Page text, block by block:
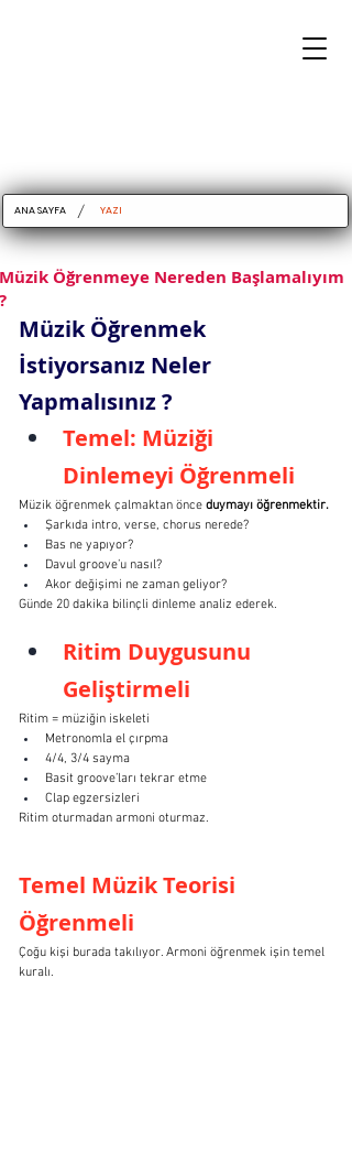
ANA SAYFA / YAZI
Müzik Öğrenmeye Nereden Başlamalıyım
?
Müzik Öğrenmek
İstiyorsanız Neler
Yapmalısınız ?
Temel: Müziği
Dinlemeyi Öğrenmeli
Müzik öğrenmek çalmaktan önce duymayı öğrenmektir.
Şarkıda intro, verse, chorus nerede?
Bas ne yapıyor?
Davul groove’u nasıl?
Akor değişimi ne zaman geliyor?
Günde 20 dakika bilinçli dinleme analiz ederek.
Ritim Duygusunu
Geliştirmeli
Ritim = müziğin iskeleti
Metronomla el çırpma
4/4, 3/4 sayma
Basit groove’ları tekrar etme
Clap egzersizleri
Ritim oturmadan armoni oturmaz.
Temel Müzik Teorisi
Öğrenmeli
Çoğu kişi burada takılıyor. Armoni öğrenmek işin temel
kuralı.